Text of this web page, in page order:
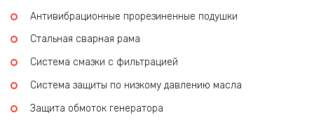
Антивибрационные прорезиненные подушки
Стальная сварная рама
Система смазки с фильтрацией
Система защиты по низкому давлению масла
Защита обмоток генератора